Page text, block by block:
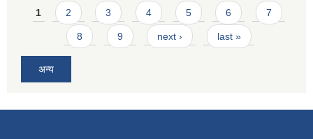
Pages
1 2 3 4 5 6 7
8 9 next › last »
अन्य